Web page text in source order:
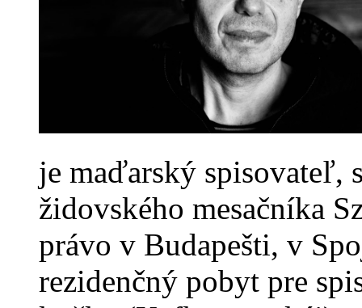
je maďarský spisovateľ,
židovského mesačníka
právo v Budapešti, v
rezidenčný pobyt pre